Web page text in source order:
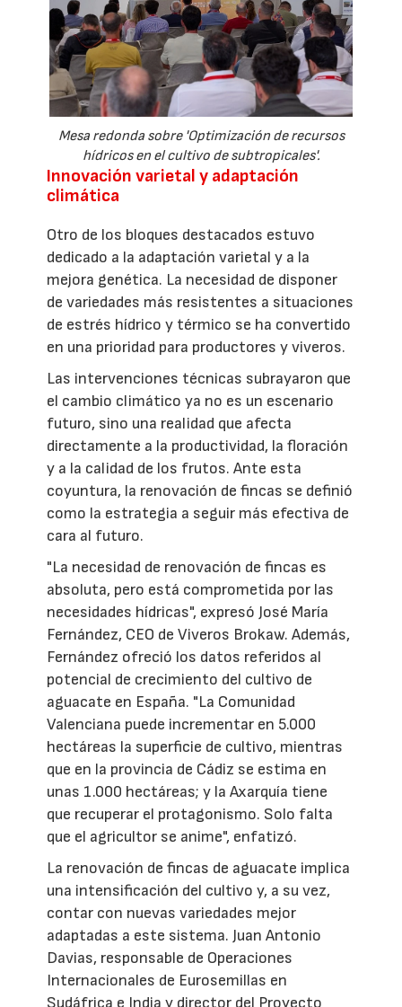
Mesa redonda sobre 'Optimización de recursos
hídricos en el cultivo de subtropicales'.
Innovación varietal y adaptación
climática
Otro de los bloques destacados estuvo
dedicado a la adaptación varietal y a la
mejora genética. La necesidad de disponer
de variedades más resistentes a situaciones
de estrés hídrico y térmico se ha convertido
en una prioridad para productores y viveros.
Las intervenciones técnicas subrayaron que
el cambio climático ya no es un escenario
futuro, sino una realidad que afecta
directamente a la productividad, la floración
y a la calidad de los frutos. Ante esta
coyuntura, la renovación de fincas se definió
como la estrategia a seguir más efectiva de
cara al futuro.
"La necesidad de renovación de fincas es
absoluta, pero está comprometida por las
necesidades hídricas", expresó José María
Fernández, CEO de Viveros Brokaw. Además,
Fernández ofreció los datos referidos al
potencial de crecimiento del cultivo de
aguacate en España. "La Comunidad
Valenciana puede incrementar en 5.000
hectáreas la superficie de cultivo, mientras
que en la provincia de Cádiz se estima en
unas 1.000 hectáreas; y la Axarquía tiene
que recuperar el protagonismo. Solo falta
que el agricultor se anime", enfatizó.
La renovación de fincas de aguacate implica
una intensificación del cultivo y, a su vez,
contar con nuevas variedades mejor
adaptadas a este sistema. Juan Antonio
Davias, responsable de Operaciones
Internacionales de Eurosemillas en
Sudáfrica e India y director del Proyecto